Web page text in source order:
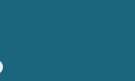
Instagram